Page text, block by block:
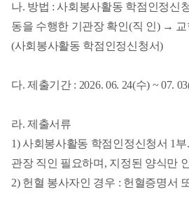
나. 방법 : 사회봉사활동 학점인정신
동을 수행한 기관장 확인(직 인) →
(사회봉사활동 학점인정신청서)
다. 제출기간 : 2026. 06. 24(수) ~ 07.
라. 제출서류
1) 사회봉사활동 학점인정신청서 1부
관장 직인 필요하며, 지정된 양식만
2) 헌혈 봉사자인 경우 : 헌혈증명서